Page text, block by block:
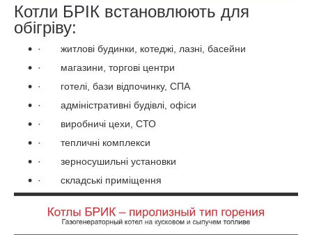
Котли БРІК встановлюють для
обігріву:
·
житлові будинки, котеджі, лазні, басейни
·
магазини, торгові центри
·
готелі, бази відпочинку, СПА
·
адміністративні будівлі, офіси
·
виробничі цехи, СТО
·
тепличні комплекси
·
зерносушильні установки
·
складські приміщення